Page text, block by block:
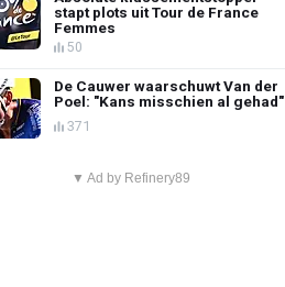
stapt plots uit Tour de France
Femmes
50
De Cauwer waarschuwt Van der
Poel: "Kans misschien al gehad"
371
▼ Ad by Refinery89